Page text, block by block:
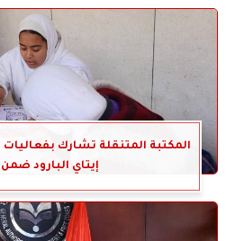
المكتبة المتنقلة تشارك بفعاليات
إيتاي البارود